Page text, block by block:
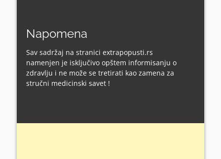
Napomena
Sav sadržaj na stranici extrapopusti.rs
namenjen je isključivo opštem informisanju o
zdravlju i ne može se tretirati kao zamena za
stručni medicinski savet !